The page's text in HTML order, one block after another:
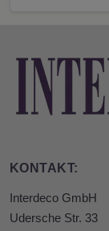
KONTAKT:
Interdeco GmbH
Udersche Str. 33